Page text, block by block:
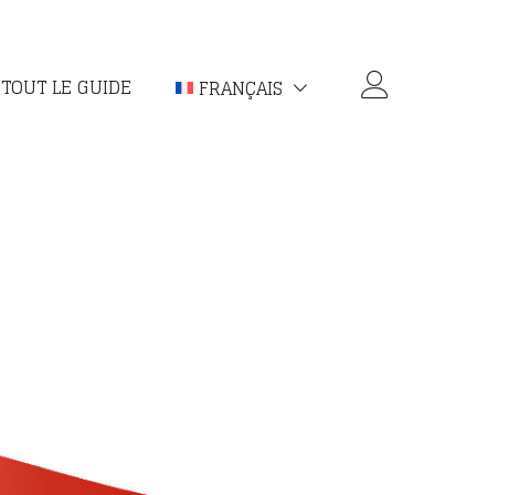
TOUT LE GUIDE FRANÇAIS